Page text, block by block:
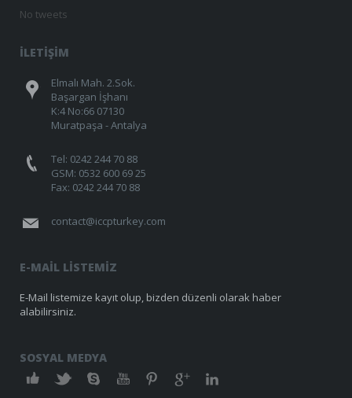
No tweets
İLETİŞİM
Elmalı Mah. 2.Sok.
Başargan İşhanı
K:4 No:66 07130
Muratpaşa - Antalya
Tel: 0242 244 70 88
GSM: 0532 600 69 25
Fax: 0242 244 70 88
contact@iccpturkey.com
E-MAİL LİSTEMİZ
E-Mail listemize kayıt olup, bizden düzenli olarak haber
alabilirsiniz.
SOSYAL MEDYA